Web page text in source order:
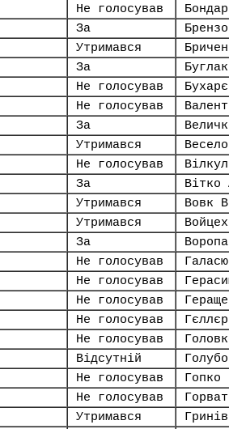
Не голосував
За
Утримався
За
Не голосував
Не голосував
За
Утримався
Не голосував
За
Утримався Вовк
Утримався
За
Не голосував
Не голосував
Не голосував
Не голосував
Не голосував
Відсутній
Не голосував
Не голосував
Утримався